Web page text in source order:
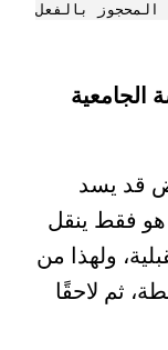
المحجوز بالفعل
الجامعية
قد يسد
هو فقط ينقل
ولهذا من
ثم لاحقًا